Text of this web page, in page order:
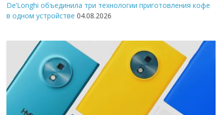
De’Longhi объединила три технологии приготовления кофе
в одном устройстве 04.08.2026